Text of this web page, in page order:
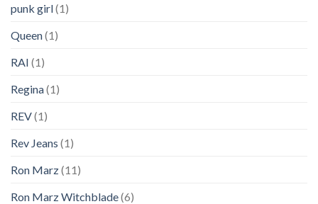
punk girl(1)
Queen(1)
RAI (1)
Regina(1)
REV(1)
Rev Jeans (1)
Ron Marz(11)
Ron Marz Witchblade(6)